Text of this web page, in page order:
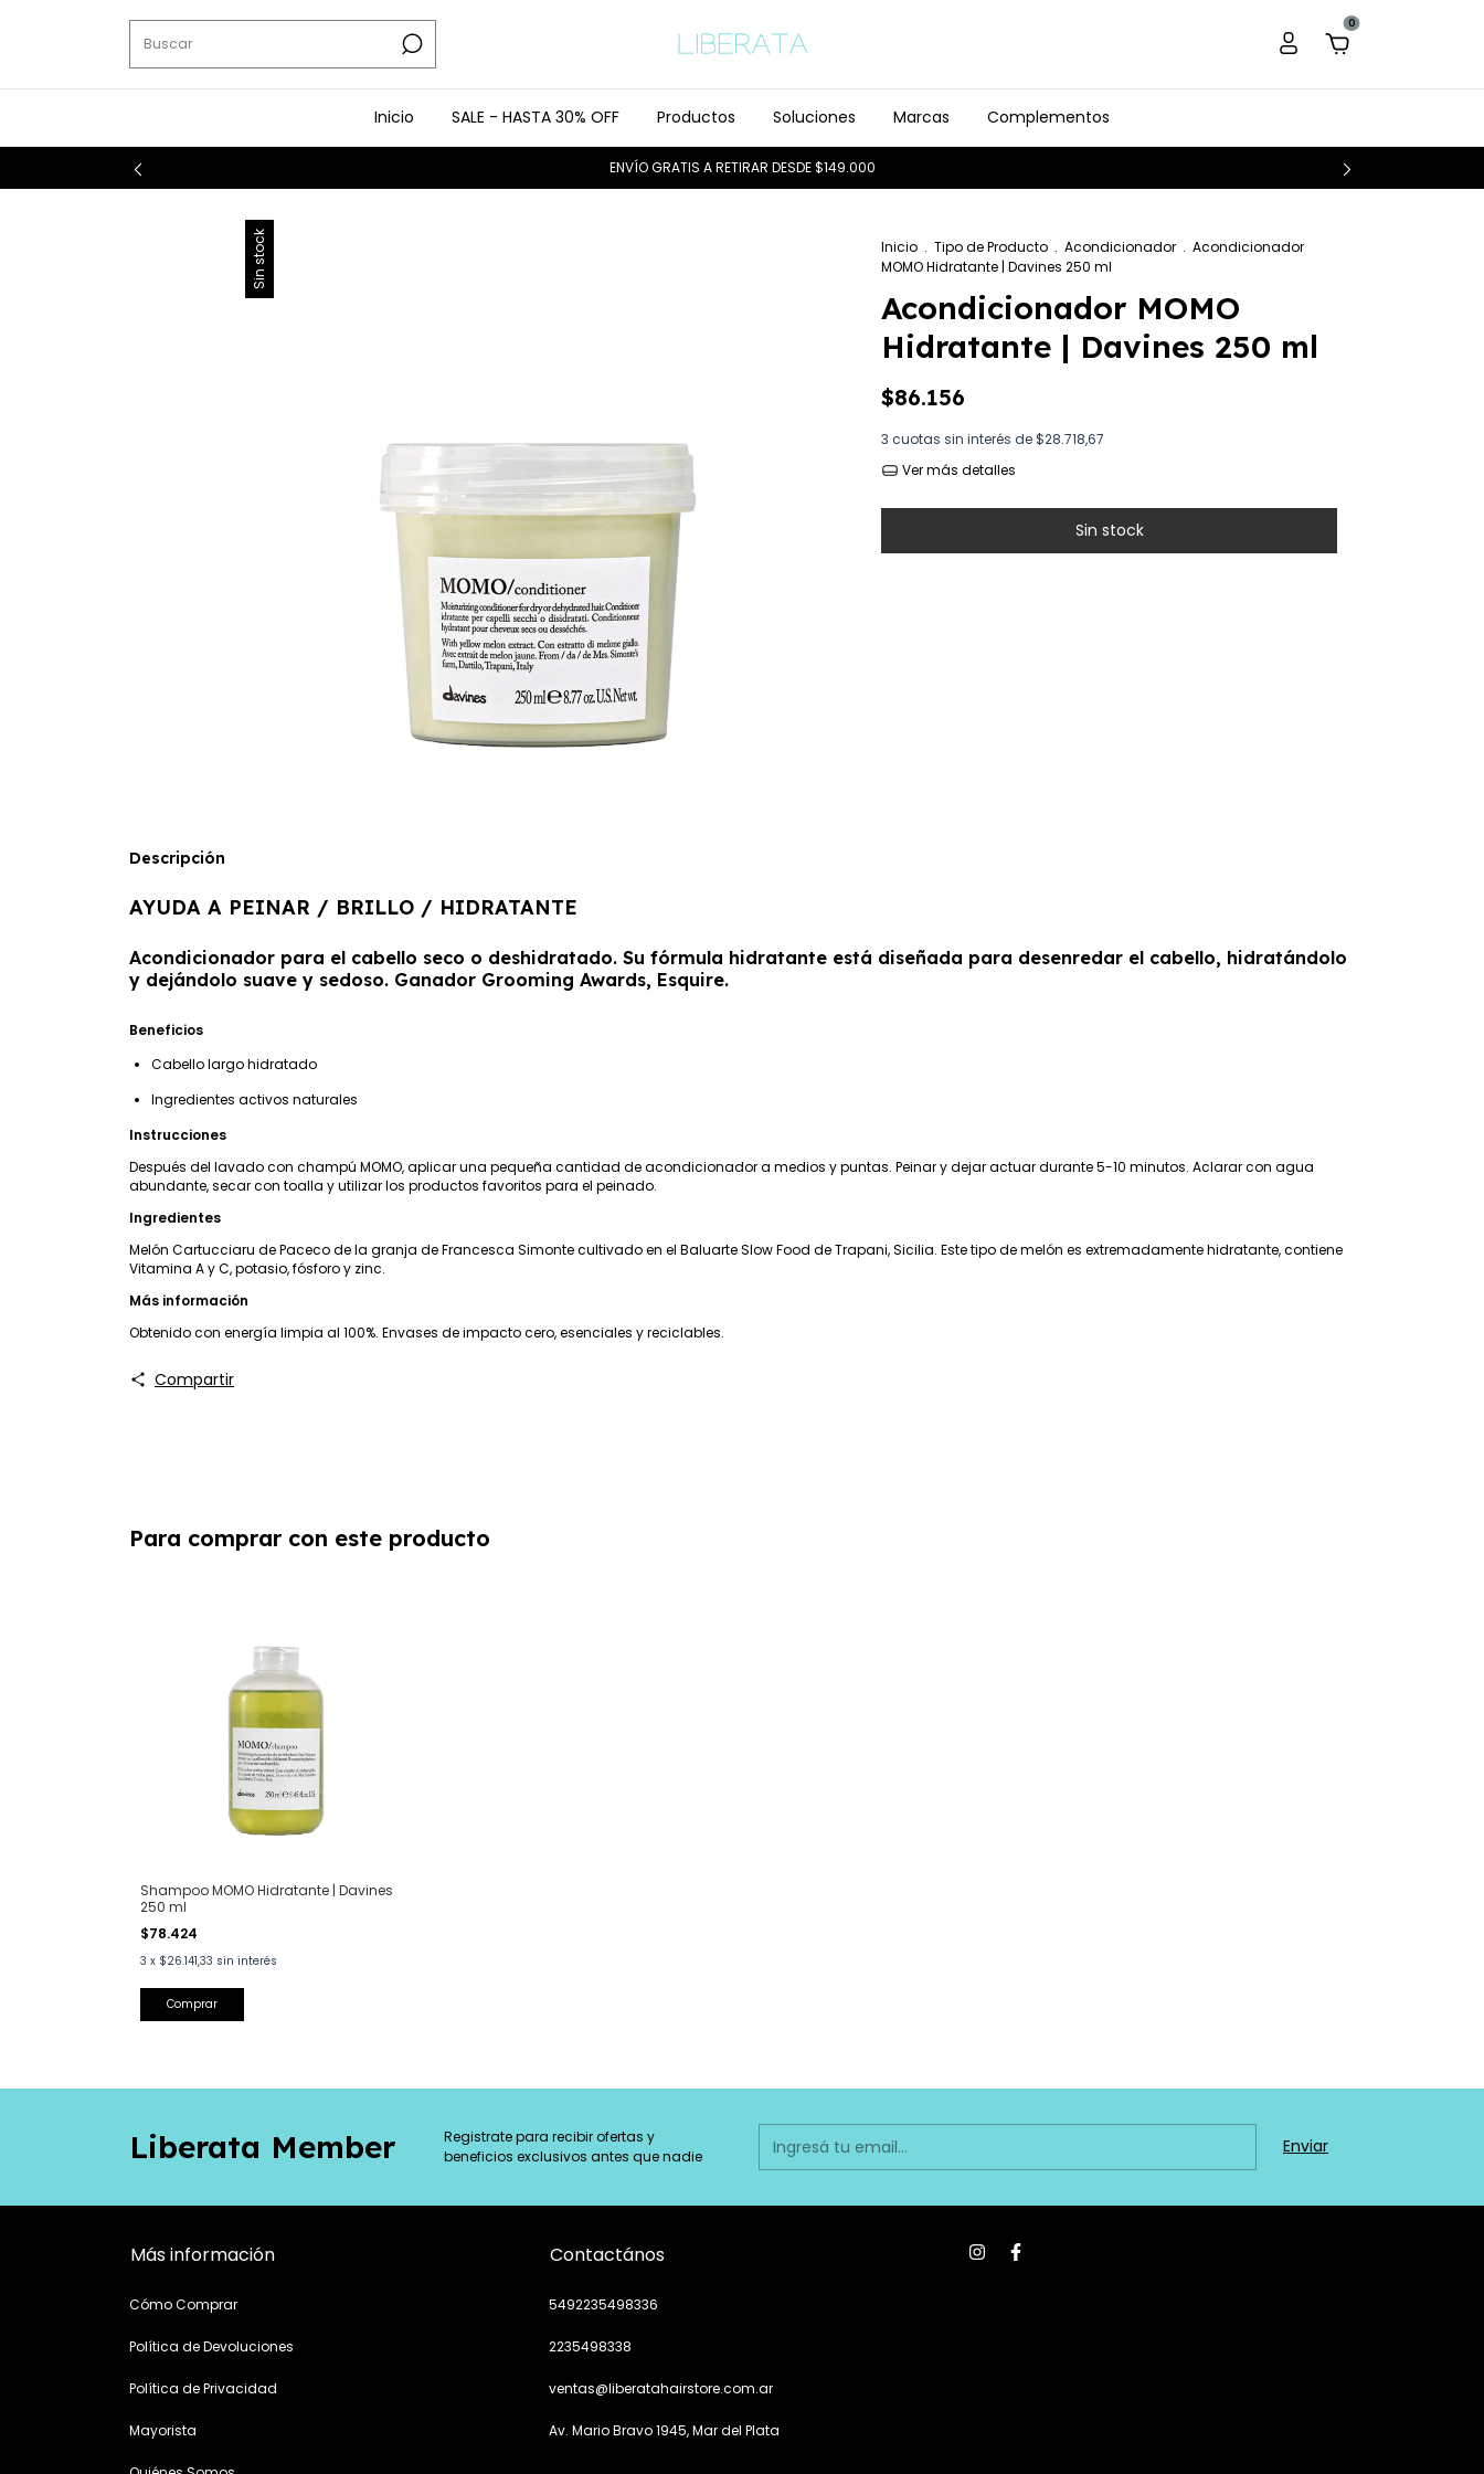
0
Inicio SALE - HASTA 30% OFF Productos Soluciones Marcas Complementos
ENVÍO GRATIS A RETIRAR DESDE $149.000
Sin stock Inicio . Tipo de Producto . Acondicionador . Acondicionador
MOMO Hidratante | Davines 250 ml
Acondicionador MOMO
Hidratante | Davines 250 ml
$86.156
3 cuotas sin interés de$28.718,67
Ver más detalles
Descripción
AYUDA A PEINAR / BRILLO / HIDRATANTE
Acondicionador para el cabello seco o deshidratado. Su fórmula hidratante está diseñada para desenredar el cabello, hidratándolo
y dejándolo suave y sedoso. Ganador Grooming Awards, Esquire.
Beneficios
Cabello largo hidratado
Ingredientes activos naturales
Instrucciones
Después del lavado con champú MOMO, aplicar una pequeña cantidad de acondicionador a medios y puntas. Peinar y dejar actuar durante 5-10 minutos. Aclarar con agua
abundante, secar con toalla y utilizar los productos favoritos para el peinado.
Ingredientes
Melón Cartucciaru de Paceco de la granja de Francesca Simonte cultivado en el Baluarte Slow Food de Trapani, Sicilia. Este tipo de melón es extremadamente hidratante, contiene
Vitamina A y C, potasio, fósforo y zinc.
Más información
Obtenido con energía limpia al 100%. Envases de impacto cero, esenciales y reciclables.
Compartir
Para comprar con este producto
Shampoo MOMO Hidratante | Davines
250 ml
$78.424
3 x $26.141,33 sin interés
Liberata Member
Registrate para recibir ofertas y
beneficios exclusivos antes que nadie
Más información
Cómo Comprar
Política de Devoluciones
Política de Privacidad
Mayorista
Contactános
5492235498336
2235498338
ventas@liberatahairstore.com.ar
Av. Mario Bravo 1945, Mar del Plata